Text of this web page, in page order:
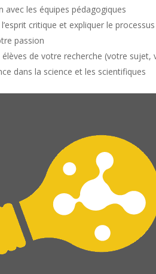
avec les équipes pédagogiques
critique et expliquer le
passion
élèves de votre recherche (votre
dans la science et les scientifiques